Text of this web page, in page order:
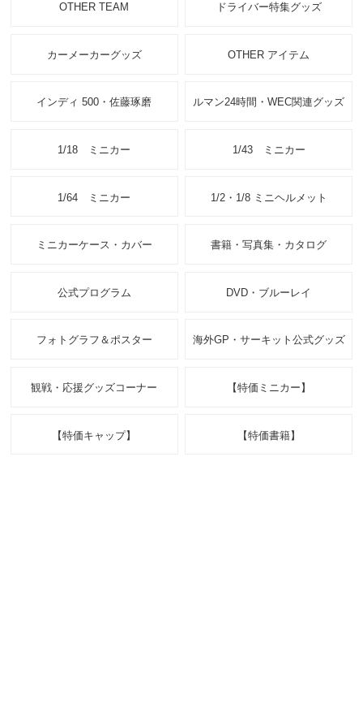
OTHER TEAM ドライバー特集グッズ
カーメーカーグッズ OTHER アイテム
インディ 500・佐藤琢磨 ルマン24時間・WEC関連グッズ
1/18 ミニカー 1/43 ミニカー
1/64 ミニカー 1/2・1/8 ミニヘルメット
ミニカーケース・カバー 書籍・写真集・カタログ
公式プログラム DVD・ブルーレイ
フォトグラフ＆ポスター 海外GP・サーキット公式グッズ
観戦・応援グッズコーナー 【特価ミニカー】
【特価キャップ】 【特価書籍】